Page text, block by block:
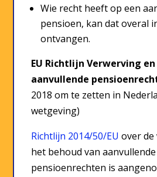
Wie recht heeft op een
pensioen, kan dat overal
ontvangen.
EU Richtlijn Verwerving
aanvullende
2018 om te zetten in
wetgeving)
Richtlijn 2014/50/EU over
het behoud van aanvullende
pensioenrechten is